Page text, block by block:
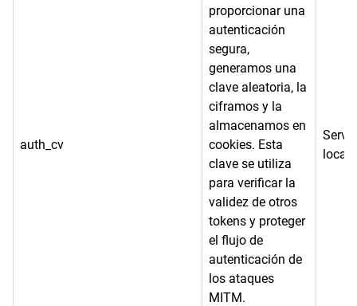
auth_cv
proporcionar una
autenticación
segura,
generamos una
clave aleatoria, la
ciframos y la
almacenamos en
cookies. Esta
clave se utiliza
para verificar la
validez de otros
tokens y proteger
el flujo de
autenticación de
los ataques
MITM.
local